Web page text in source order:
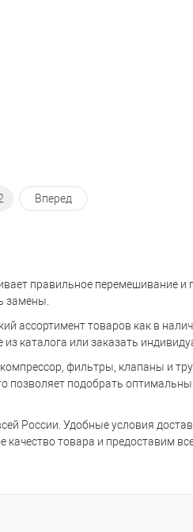
Вперед
правильное перемешивание
замены.
ассортимент товаров как в
каталога или заказать
фильтры, клапаны и
позволяет подобрать
России. Удобные условия
товара и предоставим